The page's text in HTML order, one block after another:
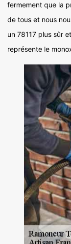
fermement que la
de tous et nous
un 78117 plus sûr
représente le